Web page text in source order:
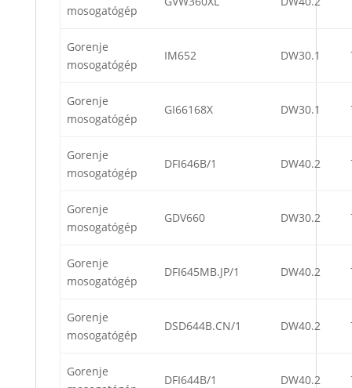
mosogatógép
Gorenje
mosogatógép
IM652 DW30.1
Gorenje
mosogatógép
GI66168X DW30.1
Gorenje
mosogatógép
DFI646B/1 DW40.2
Gorenje
mosogatógép
GDV660 DW30.2
Gorenje
mosogatógép
DFI645MB.JP/1 DW40.2
Gorenje
mosogatógép
DSD644B.CN/1 DW40.2
Gorenje
DFI644B/1 DW40.2